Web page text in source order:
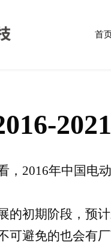
首
，2016年中国电
的初期阶段，预
可避免的也会有